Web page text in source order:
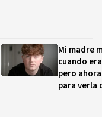
Mi madre
cuando
pero
para verla